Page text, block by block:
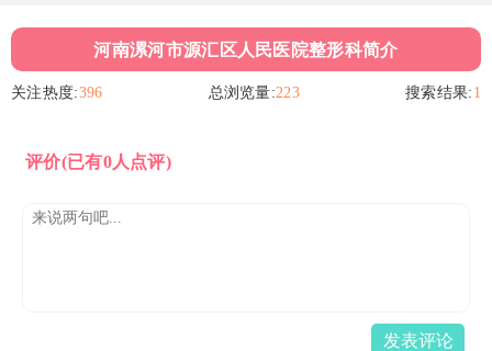
河南漯河市源汇区人民医院整形科简介
关注热度:396 总浏览量:223 搜索结果: 1
评价(已有0人点评)
发表评论